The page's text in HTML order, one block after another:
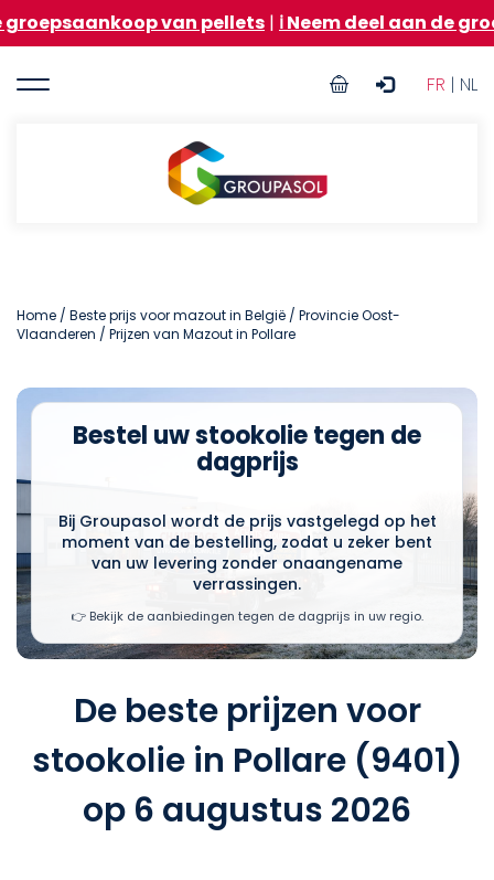
en
de
van pellets|ℹ️ Neem deel aan de
FR | NL
User
Groupasol
Home / Beste prijs voor mazout in België / Provincie Oost-
Vlaanderen / Prijzen van Mazout in Pollare
Bestel uw stookolie tegen de
dagprijs
Bij Groupasol wordt de prijs vastgelegd op het
moment van de bestelling, zodat u zeker bent
van uw levering zonder onaangename
verrassingen.
👉 Bekijk de aanbiedingen tegen de dagprijs in uw regio.
De beste prijzen voor
stookolie in Pollare (9401)
op 6 augustus 2026